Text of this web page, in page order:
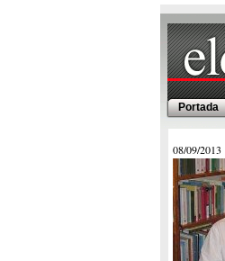
Portada
08/09/2013